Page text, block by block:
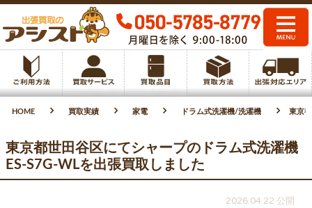
HOME 買取実績 家電 ドラム式洗濯機/洗濯機 東京
東京都世田谷区にてシャープのドラム式洗濯機
ES-S7G-WLを出張買取しました
2026.04.22 公開